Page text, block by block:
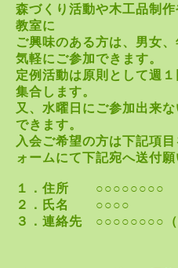
森づくり活動や木工品制
教室に
ご興味のある方は、男女
気軽に ご参加できます。
定例活動は原則として週
集合します。
又、水曜日にご参加出来な
できます。
入会ご希望の方は下記項目
ォームにて下記宛へ送付願
１．住所 ○○○○○○○○
２．氏名 ○○○○
３．連絡先 ○○○○○○○○ （